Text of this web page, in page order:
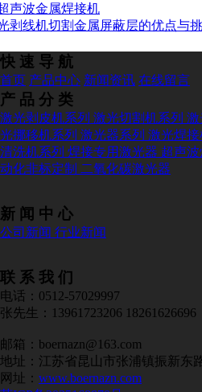
声波金属焊接机
剥线机切割金属屏蔽层的优点与
快 速 导 航
首页 产品中心 新闻资讯 在线留言
产 品 分 类
激光剥皮机系列 激光切割机系列 激
光挪移机系列 激光器系列 激光焊接
清洗机系列 焊接专用激光器 超声波
动化非标定制 二氧化碳激光器
新 闻 中 心
公司新闻 行业新闻
联 系 我 们
电话：0512-57029997
张先生：13961723206 18261626696
邮箱：boernazn@163.com
地址：江苏省昆山市张浦镇振新东
网址： www.boernazn.com